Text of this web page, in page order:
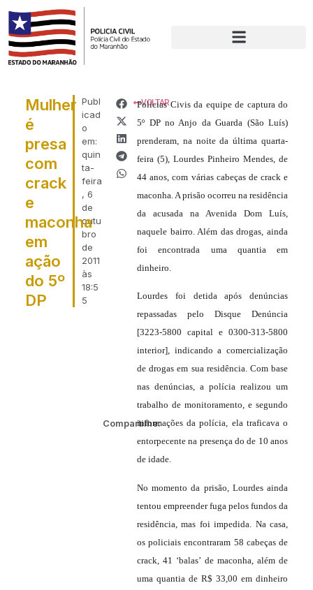
Publ
icad
o
em:
quin
ta-
feira
, 6
de
outu
bro
de
2011
às
18:5
5
Compartilhe:
Mulher
é
presa
com
crack
e
maconha
em
ação
do 5º
DP
VOLTAR
Policias Civis da equipe de captura do
5º DP no Anjo da Guarda (São Luís)
prenderam, na noite da última quarta-
feira (5), Lourdes Pinheiro Mendes, de
44 anos, com várias cabeças de crack e
maconha. A prisão ocorreu na residência
da acusada na Avenida Dom Luís,
naquele bairro. Além das drogas, ainda
foi encontrada uma quantia em
dinheiro.
Lourdes foi detida após denúncias
repassadas pelo Disque Denúncia
[3223-5800 capital e 0300-313-5800
interior], indicando a comercialização
de drogas em sua residência. Com base
nas denúncias, a polícia realizou um
trabalho de monitoramento, e segundo
informações da polícia, ela traficava o
entorpecente na presença do de 10 anos
de idade.
No momento da prisão, Lourdes ainda
tentou empreender fuga pelos fundos da
residência, mas foi impedida. Na casa,
os policiais encontraram 58 cabeças de
crack, 41 ‘balas’ de maconha, além de
uma quantia de R$ 33,00 em dinheiro